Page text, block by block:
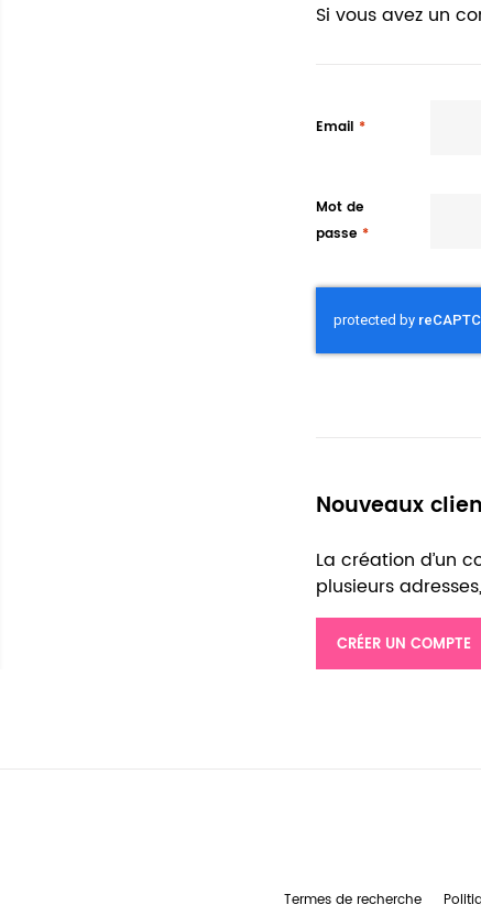
Si vous avez un
Email
Mot de
passe
Nouveaux
La création d’un
plusieurs
CRÉER UN COMPTE
Termes de recherche